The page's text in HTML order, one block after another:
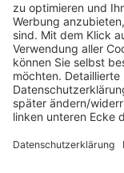
Barrierefreiheit